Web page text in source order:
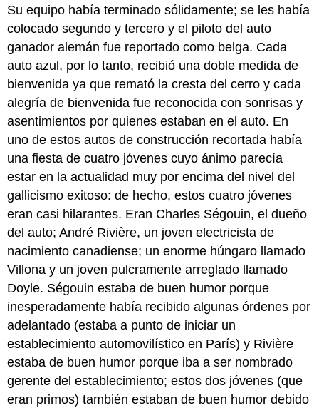
Su equipo había terminado sólidamente; se les había
colocado segundo y tercero y el piloto del auto
ganador alemán fue reportado como belga. Cada
auto azul, por lo tanto, recibió una doble medida de
bienvenida ya que remató la cresta del cerro y cada
alegría de bienvenida fue reconocida con sonrisas y
asentimientos por quienes estaban en el auto. En
uno de estos autos de construcción recortada había
una fiesta de cuatro jóvenes cuyo ánimo parecía
estar en la actualidad muy por encima del nivel del
gallicismo exitoso: de hecho, estos cuatro jóvenes
eran casi hilarantes. Eran Charles Ségouin, el dueño
del auto; André Rivière, un joven electricista de
nacimiento canadiense; un enorme húngaro llamado
Villona y un joven pulcramente arreglado llamado
Doyle. Ségouin estaba de buen humor porque
inesperadamente había recibido algunas órdenes por
adelantado (estaba a punto de iniciar un
establecimiento automovilístico en París) y Rivière
estaba de buen humor porque iba a ser nombrado
gerente del establecimiento; estos dos jóvenes (que
eran primos) también estaban de buen humor debido